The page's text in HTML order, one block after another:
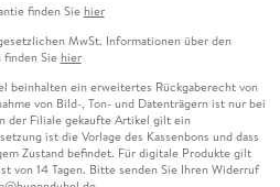
finden Sie hier
MwSt. Informationen über den
finden Sie hier
beinhalten ein erweitertes Rückgaberecht von
von Bild-, Ton- und Datenträgern ist nur bei
der Filiale gekaufte Artikel gilt ein
ist die Vorlage des Kassenbons und dass
Zustand befindet. Für digitale Produkte gilt
von 14 Tagen. Bitte senden Sie Ihren Widerruf